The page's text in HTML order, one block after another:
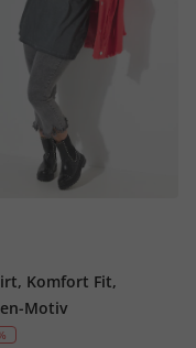
Komfort Fit,
Motiv